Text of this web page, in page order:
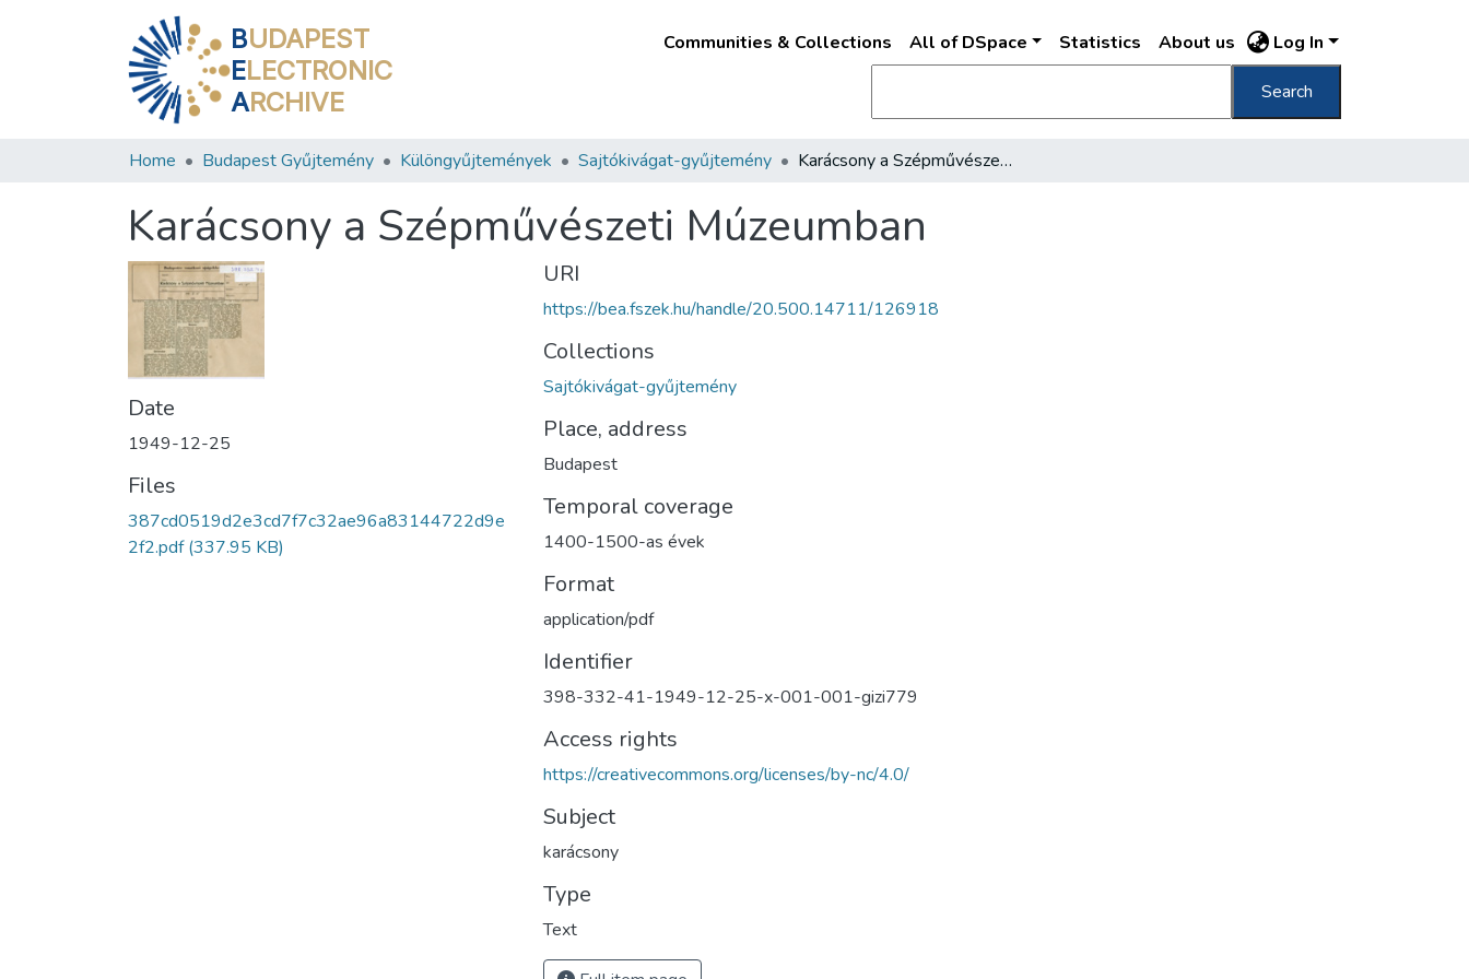
BUDAPEST
ELECTRONIC
ARCHIVE
Communities & Collections All of DSpace Statistics About us Log In
Search
Home Budapest Gyűjtemény Különgyűjtemények Sajtókivágat-gyűjtemény Karácsony a Szépművészeti Múzeumban
Karácsony a Szépművészeti Múzeumban
Date
1949-12-25
Files
387cd0519d2e3cd7f7c32ae96a83144722d9e
2f2.pdf(337.95 KB)
URI
https://bea.fszek.hu/handle/20.500.14711/126918
Collections
Sajtókivágat-gyűjtemény
Place, address
Budapest
Temporal coverage
1400-1500-as évek
Format
application/pdf
Identifier
398-332-41-1949-12-25-x-001-001-gizi779
Access rights
https://creativecommons.org/licenses/by-nc/4.0/
Subject
karácsony
Type
Text